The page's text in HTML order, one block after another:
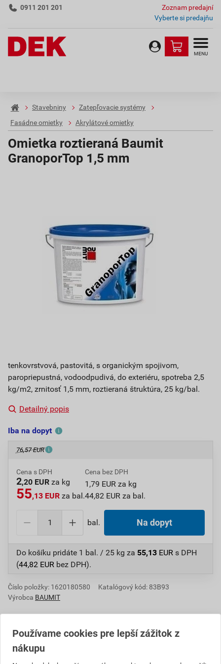
0911 201 201
Zoznam predajní
Vyberte si predajňu
MENU
Stavebniny
Zatepľovacie systémy
Fasádne omietky
Akrylátové omietky
Omietka roztieraná Baumit
GranoporTop 1,5 mm
tenkovrstvová, pastovitá, s organickým spojivom,
paropriepustná, vodoodpudivá, do exteriéru, spotreba 2,5
kg/m2, zrnitosť 1,5 mm, roztieraná štruktúra, 25 kg/bal.
Detailný popis
Iba na dopyt
76,57 EUR
Cena s DPH
2,20 EUR za kg
55,13 EUR za bal.
Cena bez DPH
1,79 EUR za kg
44,82 EUR za bal.
bal. Na dopyt
Do košíku pridáte 1 bal. / 25 kg za 55,13 EUR s DPH
(44,82 EUR bez DPH).
Číslo položky: 1620180580
Katalógový kód: 83B93
Výrobca BAUMIT
Používame cookies pre lepší zážitok z
nákupu